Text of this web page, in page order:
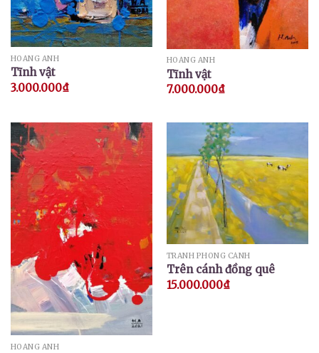
HOÀNG ANH
Tĩnh vật
3.000.000₫
HOÀNG ANH
Tĩnh vật
7.000.000₫
HOÀNG ANH
TRANH PHONG CẢNH
Trên cánh đồng quê
15.000.000₫